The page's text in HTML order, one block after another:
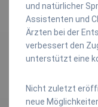
und natürlicher
Assistenten und
Ärzten bei der
verbessert den
unterstützt eine
Nicht zuletzt
neue